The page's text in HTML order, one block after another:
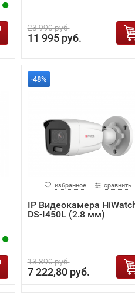
23 990 руб.
11 995 руб.
-48%
избранное сравнить
IP Видеокамера
DS-I450L (2.8 мм)
13 890 руб.
7 222,80 руб.